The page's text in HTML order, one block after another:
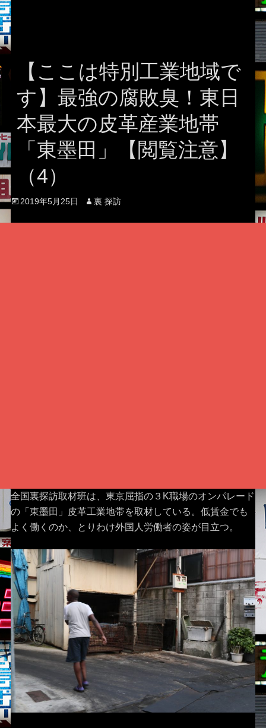
【ここは特別工業地域で
す】最強の腐敗臭！東日
本最大の皮革産業地帯
「東墨田」【閲覧注意】
（4）
Posted
2019年5月25日 Author
裏 探訪
全国裏探訪取材班は、東京屈指の３K職場のオンパレード
の「東墨田」皮革工業地帯を取材している。低賃金でも
よく働くのか、とりわけ外国人労働者の姿が目立つ。